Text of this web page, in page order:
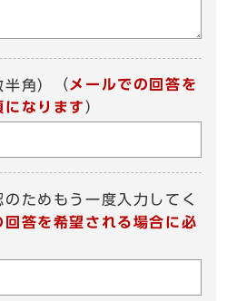
角） （ メールでの回答を
なります ）
ためもう一度入力してく
回答を希望される場合に必